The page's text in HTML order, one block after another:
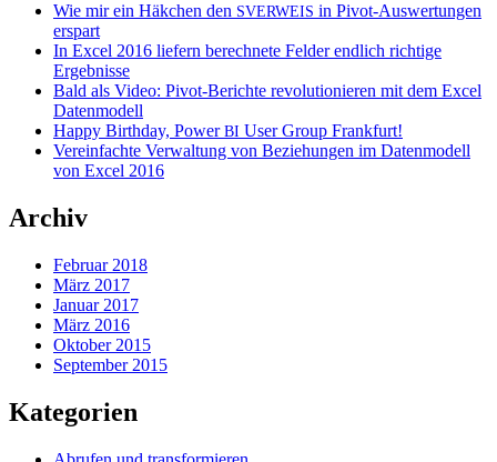
Wie mir ein Häkchen den SVERWEIS in Pivot-Auswertungen
erspart
In Excel 2016 liefern berechnete Felder endlich richtige
Ergebnisse
Bald als Video: Pivot-Berichte revolutionieren mit dem Excel
Datenmodell
Happy Birthday, PowerBI User Group Frankfurt!
Vereinfachte Verwaltung von Beziehungen im Datenmodell
von Excel 2016
Archiv
Februar 2018
März 2017
Januar 2017
März 2016
Oktober 2015
September 2015
Kategorien